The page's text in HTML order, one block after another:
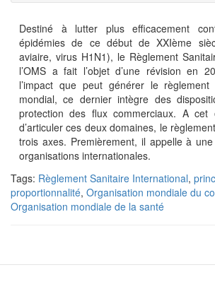
Destiné à lutter plus efficacement
épidémies de ce début de XXIème
aviaire, virus H1N1), le Règlement
l’OMS a fait l’objet d’une révision en
l’impact que peut générer le
mondial, ce dernier intègre des
protection des flux commerciaux. A
d’articuler ces deux domaines, le
trois axes. Premièrement, il appelle à
organisations internationales.
Tags: Règlement Sanitaire International,
proportionnalité, Organisation mondiale du
Organisation mondiale de la santé